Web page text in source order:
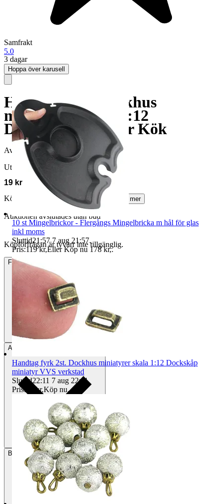
5.0
Hunden Ozzi Dockhus
miniatyrer skala 1:12
Dockskåp miniatyr Kök
Avslutad 1 aug 22:17
Utropspris
19 kr
Köparskydd är valfritt hos företag.
Läs mer
Auktionen avslutades utan bud
Köpförfrågan är tyvärr inte tillgänglig.
Frakt15 kr Annat fraktsätt
Avhämtning
BetalningVia Tradera
Samfrakt
3 dagar
Hoppa över karusell
10 st Mingelbrickor - Flergångs Mingelbricka m hål för glas
inkl moms
Sluttid21:57 7 aug 21:57.
Pris:119 kr,Eller Köp nu 178 kr,.
Handtag fyrk 2st. Dockhus miniatyrer skala 1:12 Dockskåp
miniatyr VVS verkstad
Sluttid22:11 7 aug 22:11.
Pris:
22 kr,Köp nu.